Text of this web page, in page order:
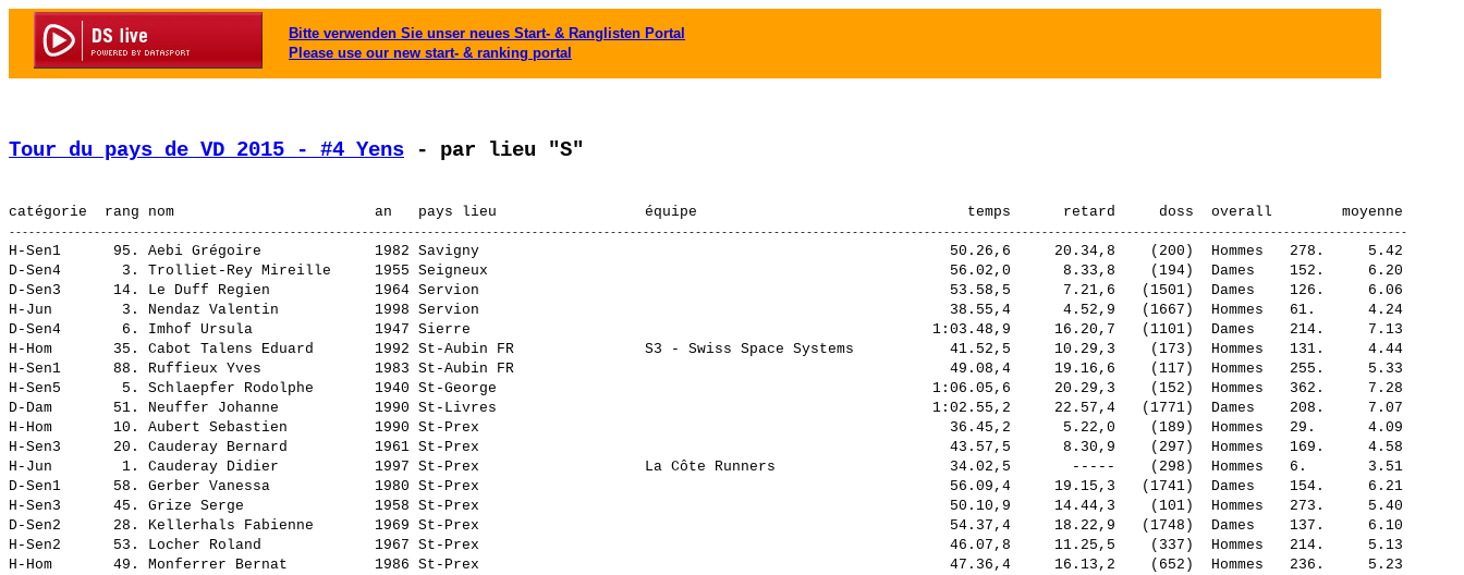
Bitte verwenden Sie unser neues Start- & Ranglisten Portal
Please use our new start- & ranking portal
Tour du pays de VD 2015 - #4 Yens - par lieu "S"
H-Sen1      95. Aebi Grégoire
1982 Savigny                                                      50.26,6     20.34,8    (200)  Hommes   278.     5.42
D-Sen4       3. Trolliet-Rey Mireille
1955 Seigneux                                                     56.02,0      8.33,8    (194)  Dames    152.     6.20
D-Sen3      14. Le Duff Regien
1964 Servion                                                      53.58,5      7.21,6   (1501)  Dames    126.     6.06
H-Jun        3. Nendaz Valentin
1998 Servion                                                      38.55,4      4.52,9   (1667)  Hommes   61.      4.24
D-Sen4       6. Imhof Ursula
1947 Sierre                                                     1:03.48,9     16.20,7   (1101)  Dames    214.     7.13
H-Hom       35. Cabot Talens Eduard
1992 St-Aubin FR               S3 - Swiss Space Systems           41.52,5     10.29,3    (173)  Hommes   131.     4.44
H-Sen1      88. Ruffieux Yves
1983 St-Aubin FR                                                  49.08,4     19.16,6    (117)  Hommes   255.     5.33
H-Sen5       5. Schlaepfer Rodolphe
1940 St-George                                                  1:06.05,6     20.29,3    (152)  Hommes   362.     7.28
D-Dam       51. Neuffer Johanne
1990 St-Livres                                                  1:02.55,2     22.57,4   (1771)  Dames    208.     7.07
H-Hom       10. Aubert Sebastien
1990 St-Prex                                                      36.45,2      5.22,0    (189)  Hommes   29.      4.09
H-Sen3      20. Cauderay Bernard
1961 St-Prex                                                      43.57,5      8.30,9    (297)  Hommes   169.     4.58
H-Jun        1. Cauderay Didier
1997 St-Prex                   La Côte Runners                    34.02,5       -----    (298)  Hommes   6.       3.51
D-Sen1      58. Gerber Vanessa
1980 St-Prex                                                      56.09,4     19.15,3   (1741)  Dames    154.     6.21
H-Sen3      45. Grize Serge
1958 St-Prex                                                      50.10,9     14.44,3    (101)  Hommes   273.     5.40
D-Sen2      28. Kellerhals Fabienne
1969 St-Prex                                                      54.37,4     18.22,9   (1748)  Dames    137.     6.10
H-Sen2      53. Locher Roland
1967 St-Prex                                                      46.07,8     11.25,5    (337)  Hommes   214.     5.13
H-Hom       49. Monferrer Bernat
1986 St-Prex                                                      47.36,4     16.13,2    (652)  Hommes   236.     5.23